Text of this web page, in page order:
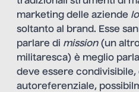
marketing delle aziende
soltanto al brand. Esse
parlare di mission(un
militaresca) è meglio
deve essere
autoreferenziale,